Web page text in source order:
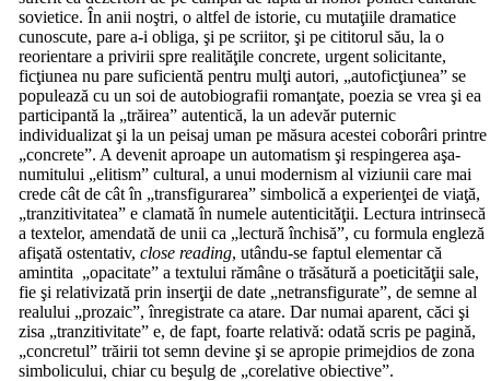
sovietice. În anii noştri, o altfel de istorie, cu mutaţiile dramatice
cunoscute, pare a-i obliga, şi pe scriitor, şi pe cititorul său, la o
reorientare a privirii spre realităţile concrete, urgent solicitante,
ficţiunea nu pare suficientă pentru mulţi autori, „autoficţiunea” se
populează cu un soi de autobiografii romanţate, poezia se vrea şi ea
participantă la „trăirea” autentică, la un adevăr puternic
individualizat şi la un peisaj uman pe măsura acestei coborâri printre
„concrete”. A devenit aproape un automatism şi respingerea aşa-
numitului „elitism” cultural, a unui modernism al viziunii care mai
crede cât de cât în „transfigurarea” simbolică a experienţei de viaţă,
„tranzitivitatea” e clamată în numele autenticităţii. Lectura intrinsecă
a textelor, amendată de unii ca „lectură închisă”, cu formula engleză
afişată ostentativ,close reading, utându-se faptul elementar că
amintita „opacitate” a textului rămâne o trăsătură a poeticităţii sale,
fie şi relativizată prin inserţii de date „netransfigurate”, de semne al
realului „prozaic”, înregistrate ca atare. Dar numai aparent, căci şi
zisa „tranzitivitate” e, de fapt, foarte relativă: odată scris pe pagină,
„concretul” trăirii tot semn devine şi se apropie primejdios de zona
simbolicului, chiar cu beşulg de „corelative obiective”.